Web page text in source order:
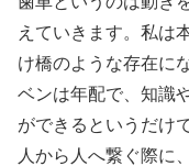
えていきます。私は
け橋のような存在に
ベンは年配で、知識
ができるというだけ
人から人へ繋ぐ際に